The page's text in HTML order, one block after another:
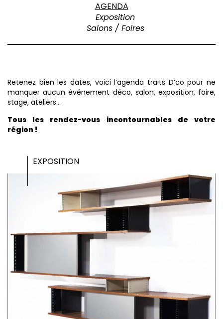
AGENDA
Exposition
Salons / Foires
Retenez bien les dates, voici l’agenda traits D’co pour ne
manquer aucun événement déco, salon, exposition, foire,
stage, ateliers…
Tous les rendez-vous incontournables de votre
région !
EXPOSITION